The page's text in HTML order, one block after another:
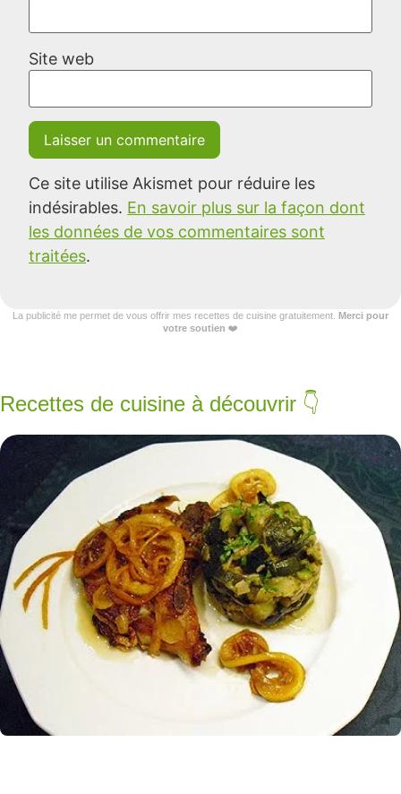
Site web
Ce site utilise Akismet pour réduire les
indésirables. En savoir plus sur la façon dont
les données de vos commentaires sont
traitées.
La publicité me permet de vous offrir mes recettes de cuisine gratuitement. Merci pour
votre soutien ❤️
Recettes de cuisine à découvrir 👇